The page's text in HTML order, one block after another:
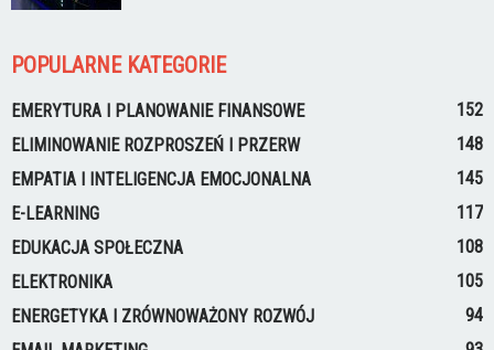
POPULARNE KATEGORIE
EMERYTURA I PLANOWANIE FINANSOWE
152
ELIMINOWANIE ROZPROSZEŃ I PRZERW
148
EMPATIA I INTELIGENCJA EMOCJONALNA
145
E-LEARNING
117
EDUKACJA SPOŁECZNA
108
ELEKTRONIKA
105
ENERGETYKA I ZRÓWNOWAŻONY ROZWÓJ
94